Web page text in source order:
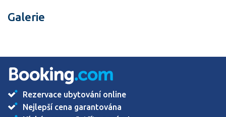
Galerie
Rezervace ubytování online
Nejlepší cena garantována